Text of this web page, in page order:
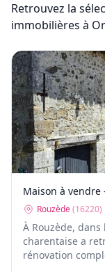
Retrouvez la
immobilières à
Maison à vendre
Rouzède(16220)
À Rouzède,
charentaise a
rénovation